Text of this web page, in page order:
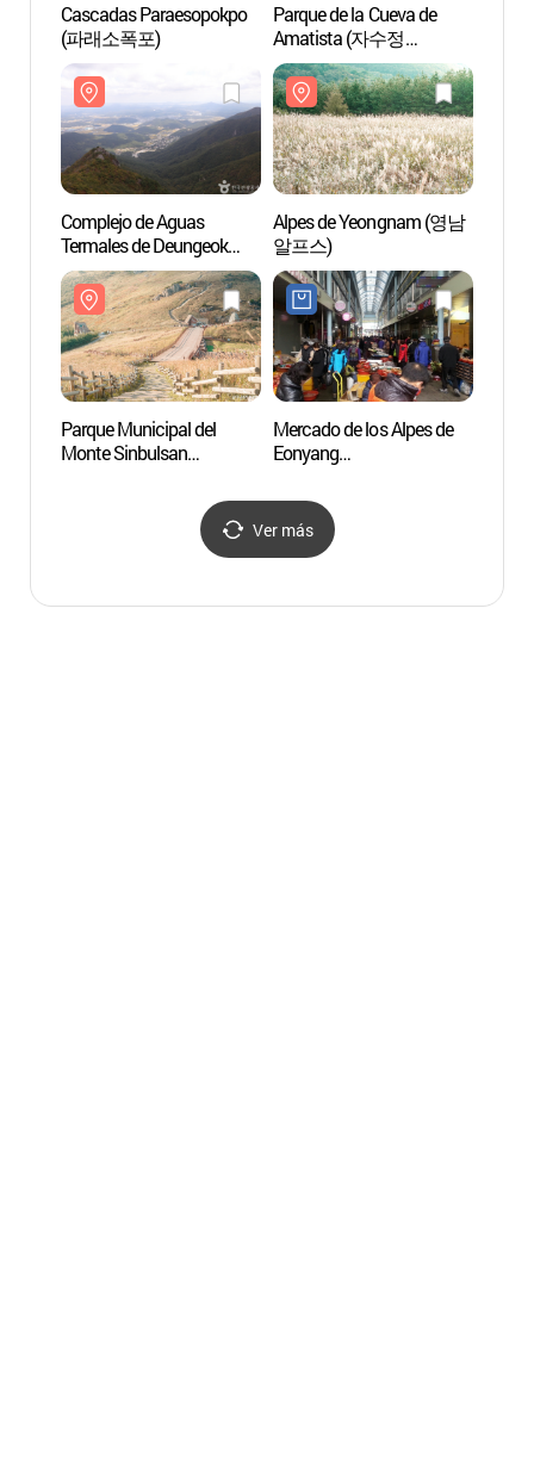
Cascadas Paraesopokpo
(파래소폭포)
Parque de la Cueva de
Amatista (자수정
동굴나라)
Complejo de Aguas
Termales de Deungeok
(등억온천단지)
Alpes de Yeongnam (영남
알프스)
Parque Municipal del
Monte Sinbulsan
Mercado de los Alpes de
Eonyang
Ver más